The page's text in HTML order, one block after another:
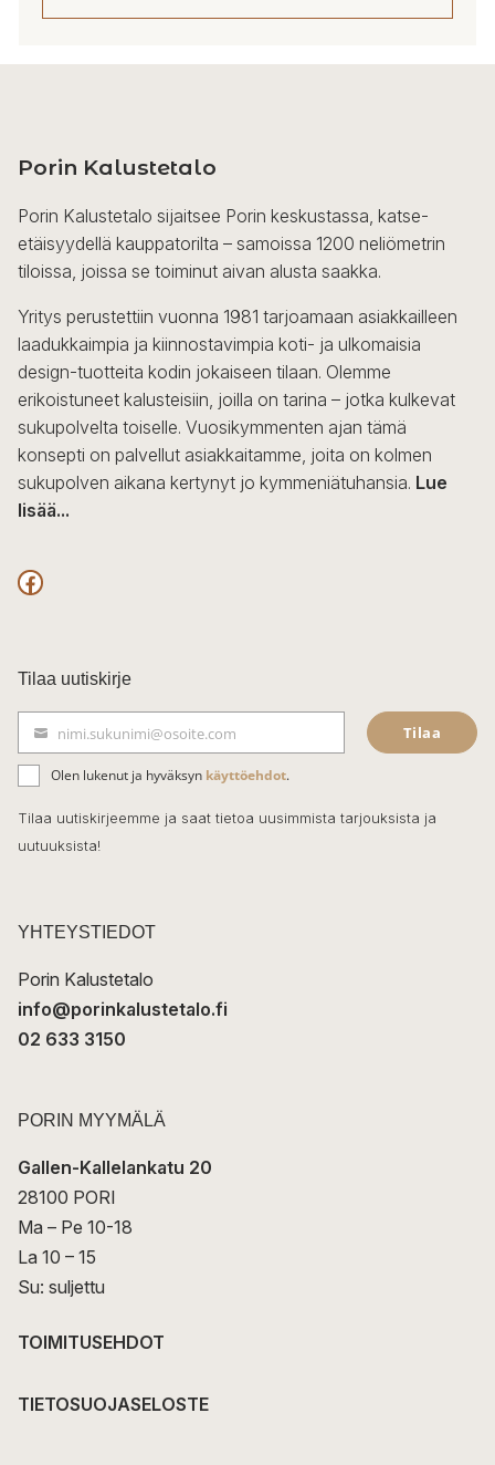
muunnelma.
tehdä
valinnat
tuotteen
sivulla.
Porin Kalustetalo
Porin Kalustetalo sijaitsee Porin keskustassa, katse-
etäisyydellä kauppatorilta – samoissa 1200 neliömetrin
tiloissa, joissa se toiminut aivan alusta saakka.
Yritys perustettiin vuonna 1981 tarjoamaan asiakkailleen
laadukkaimpia ja kiinnostavimpia koti- ja ulkomaisia
design-tuotteita kodin jokaiseen tilaan. Olemme
erikoistuneet kalusteisiin, joilla on tarina – jotka kulkevat
sukupolvelta toiselle. Vuosikymmenten ajan tämä
konsepti on palvellut asiakkaitamme, joita on kolmen
sukupolven aikana kertynyt jo kymmeniätuhansia. Lue
lisää...
F
c
e
b
o
o
k
Tilaa uutiskirje
ä
h
k
p
t
nimi.sukunimi@osoite.com Tilaa
Olen lukenut ja hyväksyn käyttöehdot.
Tilaa uutiskirjeemme ja saat tietoa uusimmista tarjouksista ja
uutuuksista!
YHTEYSTIEDOT
Porin Kalustetalo
info@porinkalustetalo.fi
02 633 3150
PORIN MYYMÄLÄ
Gallen-Kallelankatu 20
28100 PORI
Ma – Pe 10-18
La 10 – 15
Su: suljettu
TOIMITUSEHDOT
TIETOSUOJASELOSTE